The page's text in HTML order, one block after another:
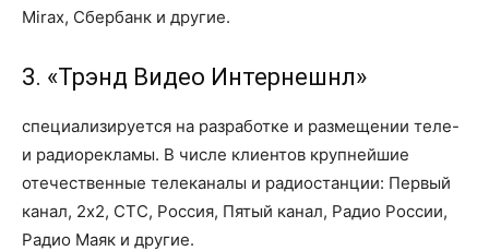
Mirax, Сбербанк и другие.
3. «Трэнд Видео Интернешнл»
специализируется на разработке и размещении теле-
и радиорекламы. В числе клиентов крупнейшие
отечественные телеканалы и радиостанции: Первый
канал, 2х2, СТС, Россия, Пятый канал, Радио России,
Радио Маяк и другие.